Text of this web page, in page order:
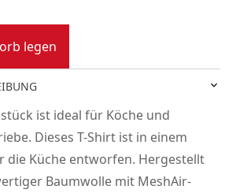
legen
ist ideal für Köche und
Dieses T-Shirt ist in einem
die Küche entworfen. Hergestellt
Baumwolle mit MeshAir-